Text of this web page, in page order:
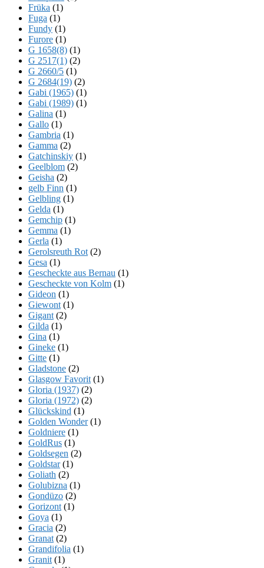
Früka (1)
Fuga (1)
Fundy (1)
Furore (1)
G 1658(8) (1)
G 2517(1) (2)
G 2660/5 (1)
G 2684(19) (2)
Gabi (1965) (1)
Gabi (1989) (1)
Galina (1)
Gallo (1)
Gambria (1)
Gamma (2)
Gatchinskiy (1)
Geelblom (2)
Geisha (2)
gelb Finn (1)
Gelbling (1)
Gelda (1)
Gemchip (1)
Gemma (1)
Gerla (1)
Gerolsreuth Rot (2)
Gesa (1)
Gescheckte aus Bernau (1)
Gescheckte von Kolm (1)
Gideon (1)
Giewont (1)
Gigant (2)
Gilda (1)
Gina (1)
Gineke (1)
Gitte (1)
Gladstone (2)
Glasgow Favorit (1)
Gloria (1937) (2)
Gloria (1972) (2)
Glückskind (1)
Golden Wonder(1)
Goldniere (1)
GoldRus (1)
Goldsegen (2)
Goldstar(1)
Goliath (2)
Golubizna (1)
Gondüzo (2)
Gorizont (1)
Goya (1)
Gracia (2)
Granat (2)
Grandifolia (1)
Granit (1)